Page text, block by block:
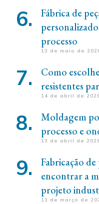
Fábrica de
processo
13 de maio de
Como
resistentes
14 de abril de
Moldagem
processo e
13 de abril de
Fabricação
encontrar a
projeto
13 de março de